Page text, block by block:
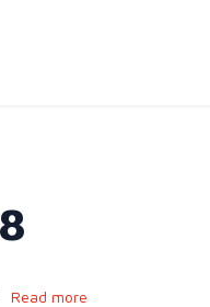
Read more